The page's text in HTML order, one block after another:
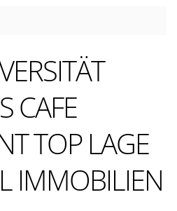
CAFE
TOP LAGE
IMMOBILIEN